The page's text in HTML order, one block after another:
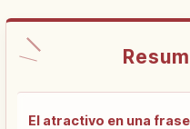
El atractivo en una frase